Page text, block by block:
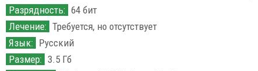
Разрядность: 64 бит
Лечение: Требуется, но отсутствует
Язык: Русский
Размер: 3.5 Гб